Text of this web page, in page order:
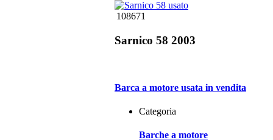
108671
Sarnico 58 2003
Barca a motore usata in vendita
Categoria
Barche a motore